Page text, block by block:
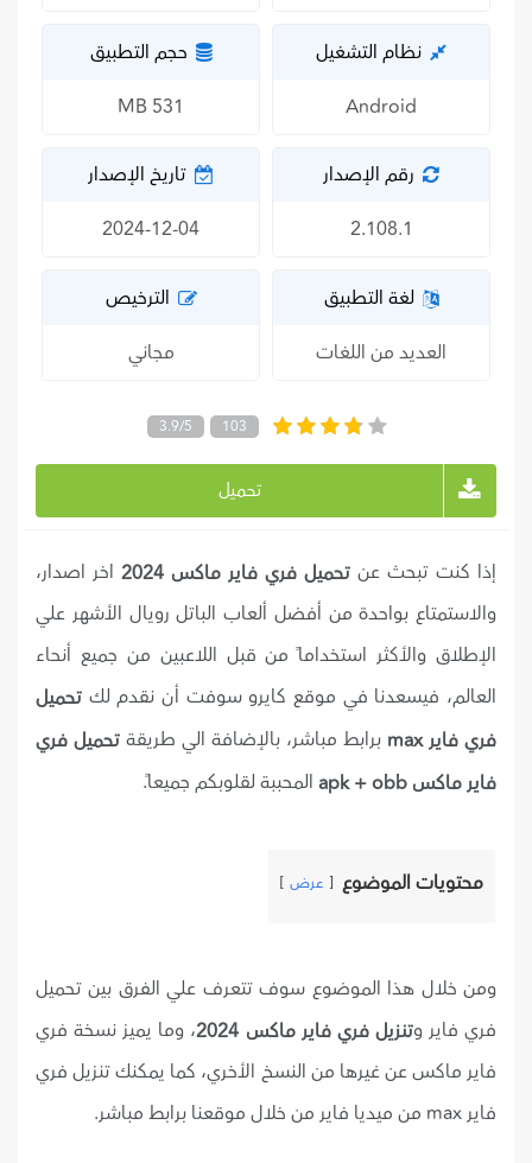
نظام التشغيل
Android
حجم التطبيق
531 MB
رقم الإصدار
2.108.1
تاريخ الإصدار
2024-12-04
لغة التطبيق
العديد من اللغات
الترخيص
مجاني
3.9/5 103
تحميل
إذا كنت تبحث عن تحميل فري فاير ماكس 2024
اخر اصدار،
والاستمتاع بواحدة من أفضل ألعاب الباتل رويال الأشهر علي
الإطلاق والأكثر استخداماً من قبل اللاعبين من جميع أنحاء
العالم، فيسعدنا في موقع كايرو سوفت أن نقدم لك تحميل
فري فاير max
برابط مباشر، بالإضافة الي طريقة تحميل فري
فاير ماكس apk + obb
المحببة لقلوبكم جميعاً.
محتويات الموضوع عرض
ومن خلال هذا الموضوع سوف تتعرف علي الفرق بين تحميل
فري فاير وتنزيل فري فاير ماكس 2024
، وما يميز نسخة فري
فاير ماكس عن غيرها من النسخ الأخري، كما يمكنك تنزيل فري
فاير max من ميديا فاير من خلال موقعنا برابط مباشر.